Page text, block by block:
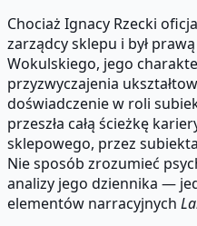
Chociaż Ignacy Rzecki
zarządcy sklepu i był
Wokulskiego, jego
przyzwyczajenia
doświadczenie w roli
przeszła całą ścieżkę
sklepowego, przez
Nie sposób zrozumieć
analizy jego dziennika —
elementów narracyjnych